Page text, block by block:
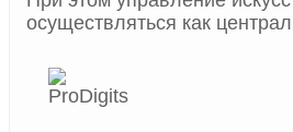
осуществляться как